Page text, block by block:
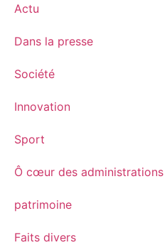
Actu
Dans la presse
Société
Innovation
Sport
Ô cœur des administrations
patrimoine
Faits divers